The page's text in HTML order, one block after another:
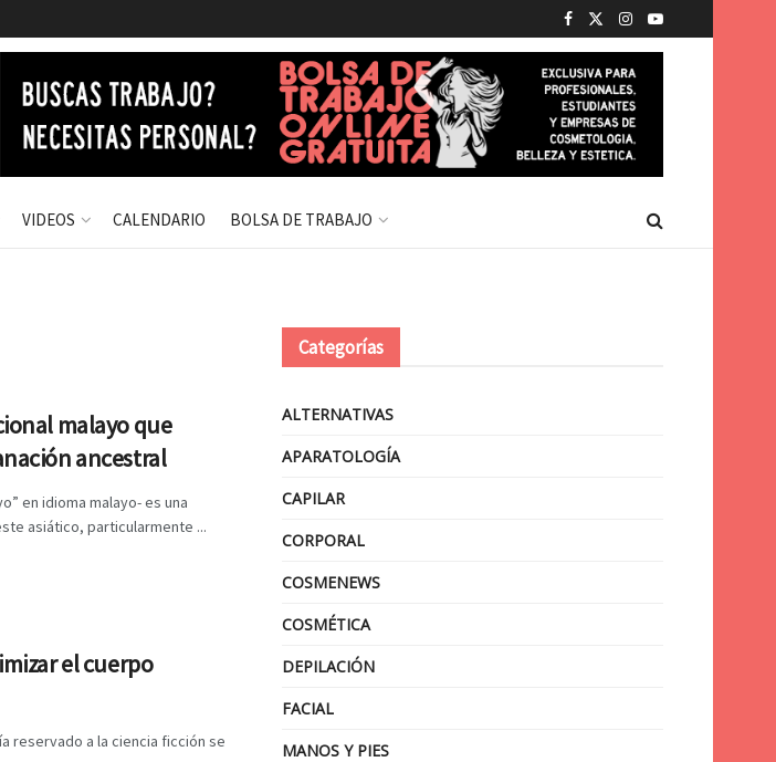
VIDEOS CALENDARIO BOLSA DE TRABAJO
malayo que
ancestral
en idioma malayo- es una
asiático, particularmente ...
el cuerpo
reservado a la ciencia ficción se
Categorías
ALTERNATIVAS
APARATOLOGÍA
CAPILAR
CORPORAL
COSMENEWS
COSMÉTICA
DEPILACIÓN
FACIAL
MANOS Y PIES